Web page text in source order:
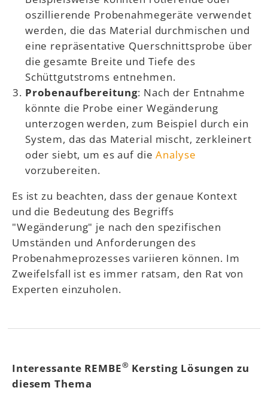
oszillierende Probenahmegeräte verwendet
werden, die das Material durchmischen und
eine repräsentative Querschnittsprobe über
die gesamte Breite und Tiefe des
Schüttgutstroms entnehmen.
Probenaufbereitung: Nach der Entnahme
könnte die Probe einer Wegänderung
unterzogen werden, zum Beispiel durch ein
System, das das Material mischt, zerkleinert
oder siebt, um es auf dieAnalyse
vorzubereiten.
Es ist zu beachten, dass der genaue Kontext
und die Bedeutung des Begriffs
"Wegänderung" je nach den spezifischen
Umständen und Anforderungen des
Probenahmeprozesses variieren können. Im
Zweifelsfall ist es immer ratsam, den Rat von
Experten einzuholen.
Interessante REMBE® Kersting Lösungen zu
diesem Thema